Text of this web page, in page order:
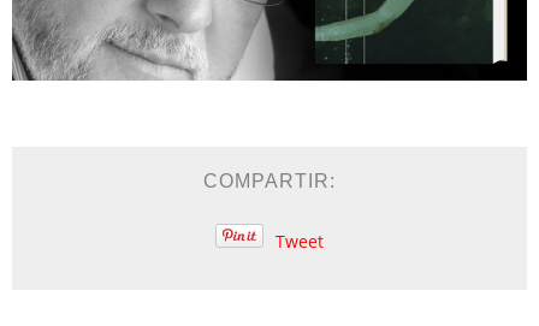
COMPARTIR:
Tweet